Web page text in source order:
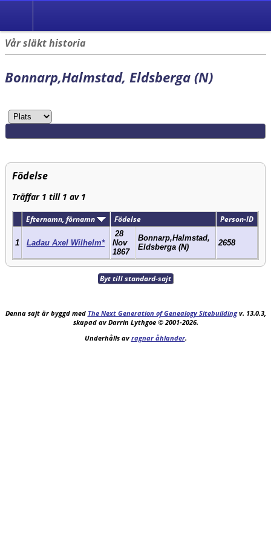
Vår släkt historia
Bonnarp,Halmstad, Eldsberga (N)
Födelse
Träffar 1 till 1 av 1
Efternamn, förnamn Födelse Person-ID
1 Ladau Axel Wilhelm*
28
Nov
1867
Bonnarp,Halmstad,
Eldsberga (N)
2658
Byt till standard-sajt
Denna sajt är byggd med The Next Generation of Genealogy Sitebuildingv. 13.0.3,
skapad av Darrin Lythgoe © 2001-2026.
Underhålls av ragnar åhlander.